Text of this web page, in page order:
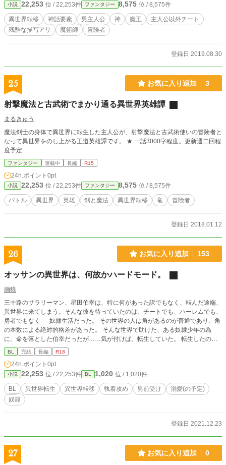
小説 22,253 位 / 22,253件 ファンタジー 8,575 位 / 8,575件
異世界転移 神話要素 男主人公 神 魔王
主人公以外チート
残酷な描写アリ
魔術師 冒険者
登録日 2019.08.30
25 お気に入り追加 3
射撃魔法と古武術でまかり通る異世界英雄譚
まるきゅう
魔法剣士の身体で異世界に転生した主人公が、射撃魔法と古武術使いの冒険者と
なって異世界をのし上がる王道英雄譚です。 ★ 一話3000字程度。更新週二回程
度予定
ファンタジー 連載中 長編 R15
24h.ポイント 0pt
小説 22,253 位 / 22,253件 ファンタジー 8,575 位 / 8,575件
バトル 異世界 英雄 剣と魔法 異世界転移 竜 冒険者
登録日 2018.01.12
26 お気に入り追加 153
オッサンの異世界は、何故かハードモード。
画狼
三十路のサラリーマン、星田伯幸は、特に何があった訳でもなく、転んだ途端、
異世界に来てしまう。そんな彼を待っていたのは、チートでも、ハーレムでも、
勇者でもなく──奴隷生活だった。 その世界の人は角があるのが普通であり、角
の本数による絶対的格差があった。 そんな世界で助けた、ある奴隷少年の為
に、命を落とした伯幸だったが……気が付けば、転生していた。 転生したのは
孤児？金の為に、王城に身売り？そこにいる歴代最強皇帝は、伯幸が助けた奴隷
少年によく似ていて……？
BL 完結 長編 R18
24h.ポイント 0pt
小説 22,253 位 / 22,253件 BL 1,020 位 / 1,020件
BL 異世界転生 異世界転移 執着攻め 男前受け
溺愛(の予定)
奴隷
登録日 2021.12.23
27 お気に入り追加 0